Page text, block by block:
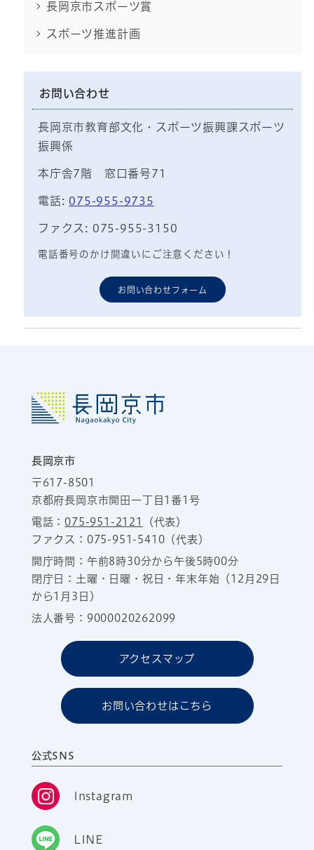
長岡京市スポーツ賞
スポーツ推進計画
お問い合わせ
長岡京市教育部文化・スポーツ振興課スポーツ
振興係
本庁舎7階 窓口番号71
電話: 075-955-9735
ファクス: 075-955-3150
電話番号のかけ間違いにご注意ください！
お問い合わせフォーム
長岡京市
〒617-8501
京都府長岡京市開田一丁目1番1号
電話：075-951-2121
（代表）
ファクス：075-951-5410（代表）
開庁時間：午前8時30分から午後5時00分
閉庁日：土曜・日曜・祝日・年末年始（12月29日
から1月3日）
法人番号：9000020262099
アクセスマップ
お問い合わせはこちら
公式SNS
Instagram
LINE